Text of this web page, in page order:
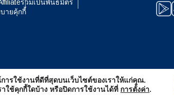
ร่วมเป็นพันธมิตร
ายคุ้กกี้
繁體中文
ดา
NZD - ดอลลาร์นิวซีแลนด์
ารใช้งานที่ดีที่สุดบนเว็บไซต์ของเราให้แก่คุณ.
ใช้คุกกี้ใดบ้าง หรือปิดการใช้งานได้ที่ การตั้งค่า.